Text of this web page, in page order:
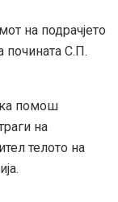
на подрачјето
почината С.П.
помош
на
телото на